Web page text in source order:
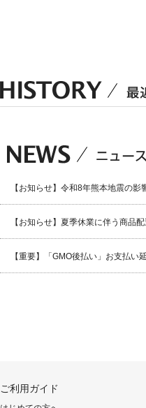
【お知らせ】令和8年熊本地震の
【お知らせ】夏季休業に伴う商品
【重要】「GMO後払い」お支払
ご利用ガイド